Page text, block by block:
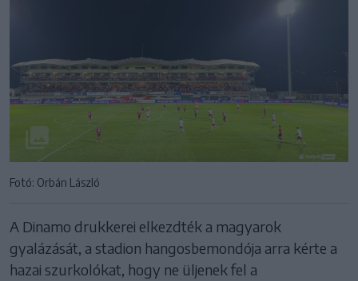
Fotó: Orbán László
A Dinamo drukkerei elkezdték a magyarok
gyalázását, a stadion hangosbemondója arra kérte a
hazai szurkolókat, hogy ne üljenek fel a